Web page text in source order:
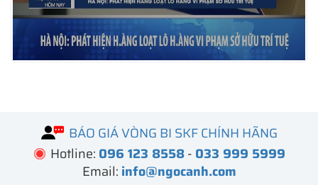
BÁO GIÁ VÒNG BI SKF CHÍNH HÃNG
Hotline: 096 123 8558- 033 999 5999
Email: info@ngocanh.com